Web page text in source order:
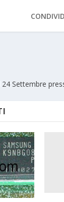
Settembre